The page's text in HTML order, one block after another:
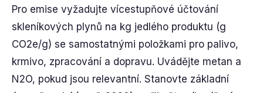
Pro emise vyžadujte vícestupňové účtování
skleníkových plynů na kg jedlého produktu (g
CO2e/g) se samostatnými položkami pro palivo,
krmivo, zpracování a dopravu. Uvádějte metan a
N2O, pokud jsou relevantní. Stanovte základní